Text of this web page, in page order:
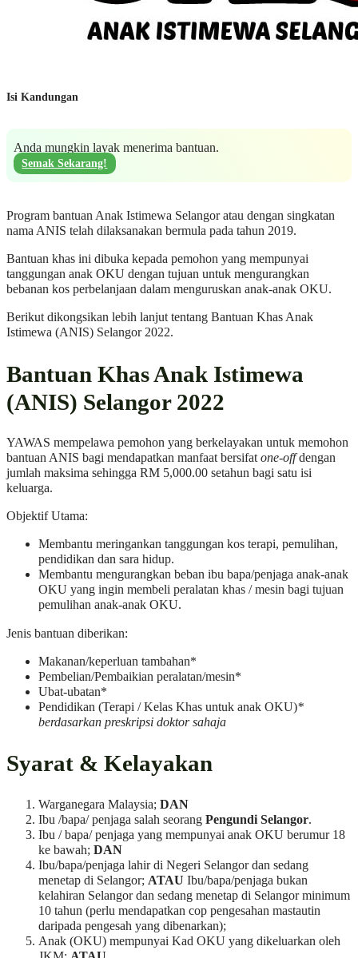
Isi Kandungan
Anda mungkin layak menerima bantuan.
Semak Sekarang!
Program bantuan Anak Istimewa Selangor atau dengan singkatan
nama ANIS telah dilaksanakan bermula pada tahun 2019.
Bantuan khas ini dibuka kepada pemohon yang mempunyai
tanggungan anak OKU dengan tujuan untuk mengurangkan
bebanan kos perbelanjaan dalam menguruskan anak-anak OKU.
Berikut dikongsikan lebih lanjut tentang Bantuan Khas Anak
Istimewa (ANIS) Selangor 2022.
Bantuan Khas Anak Istimewa
(ANIS) Selangor 2022
YAWAS mempelawa pemohon yang berkelayakan untuk memohon
bantuan ANIS bagi mendapatkan manfaat bersifatone-offdengan
jumlah maksima sehingga RM 5,000.00 setahun bagi satu isi
keluarga.
Objektif Utama:
Membantu meringankan tanggungan kos terapi, pemulihan,
pendidikan dan sara hidup.
Membantu mengurangkan beban ibu bapa/penjaga anak-anak
OKU yang ingin membeli peralatan khas / mesin bagi tujuan
pemulihan anak-anak OKU.
Jenis bantuan diberikan:
Makanan/keperluan tambahan*
Pembelian/Pembaikian peralatan/mesin*
Ubat-ubatan*
Pendidikan (Terapi / Kelas Khas untuk anak OKU)*
berdasarkan preskripsi doktor sahaja
Syarat & Kelayakan
Warganegara Malaysia; DAN
Ibu /bapa/ penjaga salah seorang Pengundi Selangor.
Ibu / bapa/ penjaga yang mempunyai anak OKU berumur 18
ke bawah; DAN
Ibu/bapa/penjaga lahir di Negeri Selangor dan sedang
menetap di Selangor; ATAU Ibu/bapa/penjaga bukan
kelahiran Selangor dan sedang menetap di Selangor minimum
10 tahun (perlu mendapatkan cop pengesahan mastautin
daripada pengesah yang dibenarkan);
Anak (OKU) mempunyai Kad OKU yang dikeluarkan oleh